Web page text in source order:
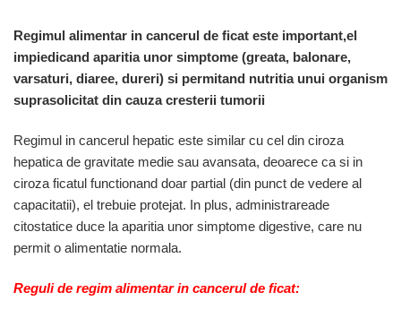
Regimul alimentar in cancerul de ficat este important,el
impiedicand aparitia unor simptome (greata, balonare,
varsaturi, diaree, dureri) si permitand nutritia unui organism
suprasolicitat din cauza cresterii tumorii
Regimul in cancerul hepatic este similar cu cel din ciroza
hepatica de gravitate medie sau avansata, deoarece ca si in
ciroza ficatul functionand doar partial (din punct de vedere al
capacitatii), el trebuie protejat. In plus, administrareade
citostatice duce la aparitia unor simptome digestive, care nu
permit o alimentatie normala.
Reguli de regim alimentar in cancerul de ficat: